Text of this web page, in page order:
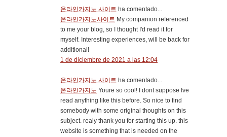
온라인카지노 사이트 ha comentado...
온라인카지노사이트 My companion referenced
to me your blog, so I thought I'd read it for
myself. Interesting experiences, will be back for
additional!
1 de diciembre de 2021 a las 12:04
온라인카지노 사이트 ha comentado...
온라인카지노 Youre so cool! I dont suppose Ive
read anything like this before. So nice to find
somebody with some original thoughts on this
subject. realy thank you for starting this up. this
website is something that is needed on the